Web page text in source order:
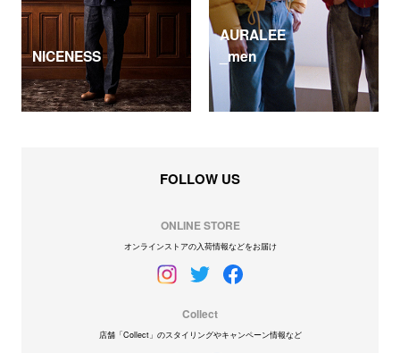
NICENESS
AURALEE
_men
FOLLOW US
ONLINE STORE
オンラインストアの入荷情報などをお届け
Collect
店舗「Collect」のスタイリングやキャンペーン情報など